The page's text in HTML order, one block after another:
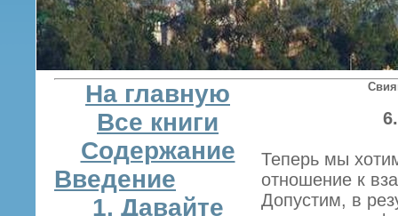
На главную
Все книги
Содержание
Введение
1. Давайте
Теперь мы
отношение к
Допустим, в